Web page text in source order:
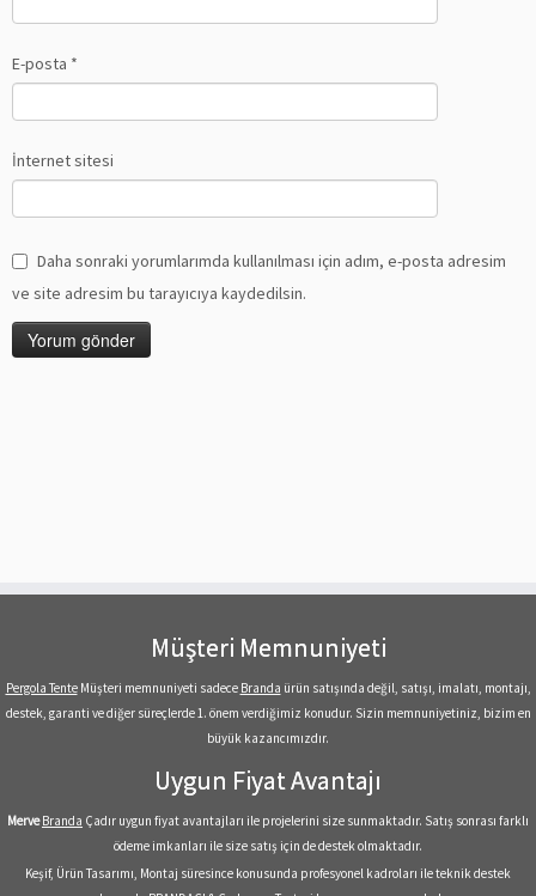
E-posta *
İnternet sitesi
Daha sonraki yorumlarımda kullanılması için adım, e-posta adresim
ve site adresim bu tarayıcıya kaydedilsin.
Müşteri Memnuniyeti
Pergola TenteMüşteri memnuniyeti sadece Branda ürün satışında değil, satışı, imalatı, montajı,
destek, garanti ve diğer süreçlerde 1. önem verdiğimiz konudur. Sizin memnuniyetiniz, bizim en
büyük kazancımızdır.
Uygun Fiyat Avantajı
Merve Branda Çadır uygun fiyat avantajları ile projelerini size sunmaktadır. Satış sonrası farklı
ödeme imkanları ile size satış için de destek olmaktadır.
Keşif, Ürün Tasarımı, Montaj süresince konusunda profesyonel kadroları ile teknik destek